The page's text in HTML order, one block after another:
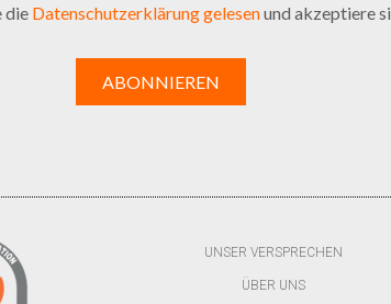
die Datenschutzerklärung gelesenund akzeptiere
UNSER VERSPRECHEN
ÜBER UNS